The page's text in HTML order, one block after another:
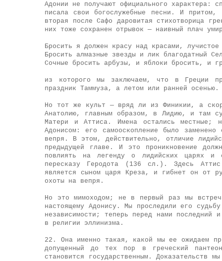
Адонии не получают официального характера:
писала свои богослужебные песни. И притом,
вторая после Сафо даровитая стихотворица
них тоже сохранен отрывок — наивный плач
Бросить я должен красу над красами,
Бросить алмазные звезды и лик благодатный
Сочные бросить арбузы, и яблоки бросить, и
из которого мы заключаем, что в Греции
праздник Таммуза, а летом или ранней осенью.
Но тот же культ — вряд ли из Финикии, а
Анатолию, главным образом, в Лидию, и там
Матери и Аттиса. Имена остались местные;
Адонисом: его самооскопление было
вепря. В этом, действительно, отличие
предыдущей главе. И это проникновение
повлиять на легенду о лидийских царях
пересказу Геродота (136 сл.). Здесь
является сыном царя Креза, и гибнет он от
охоты на вепря.
Но это мимоходом; не в первый раз мы
настоящему Адонису. Мы проследили его
независимости; теперь перед нами
в религии эллинизма.
22. Она именно такая, какой мы ее ожидаем
допущенный до тех пор в греческий
становится государственным. Доказательств